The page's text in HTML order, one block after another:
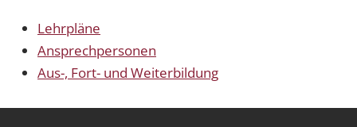
Lehrpläne
Ansprechpersonen
Aus-, Fort- und Weiterbildung